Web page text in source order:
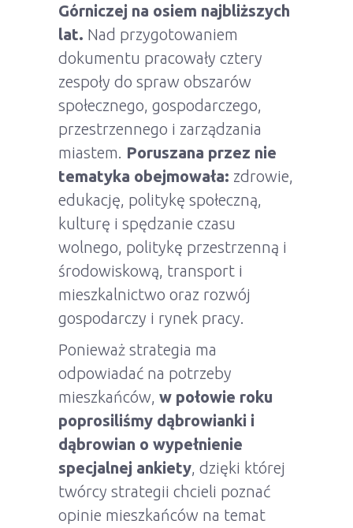
Górniczej na osiem najbliższych
lat. Nad przygotowaniem
dokumentu pracowały cztery
zespoły do spraw obszarów
społecznego, gospodarczego,
przestrzennego i zarządzania
miastem. Poruszana przez nie
tematyka obejmowała: zdrowie,
edukację, politykę społeczną,
kulturę i spędzanie czasu
wolnego, politykę przestrzenną i
środowiskową, transport i
mieszkalnictwo oraz rozwój
gospodarczy i rynek pracy.
Ponieważ strategia ma
odpowiadać na potrzeby
mieszkańców, w połowie roku
poprosiliśmy dąbrowianki i
dąbrowian o wypełnienie
specjalnej ankiety , dzięki której
twórcy strategii chcieli poznać
opinie mieszkańców na temat